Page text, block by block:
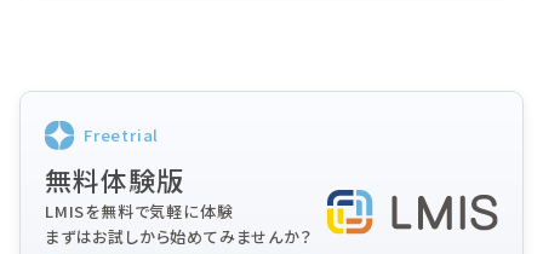
Freetrial
無料体験版
LMISを無料で気軽に体験
まずはお試しから始めてみませんか？